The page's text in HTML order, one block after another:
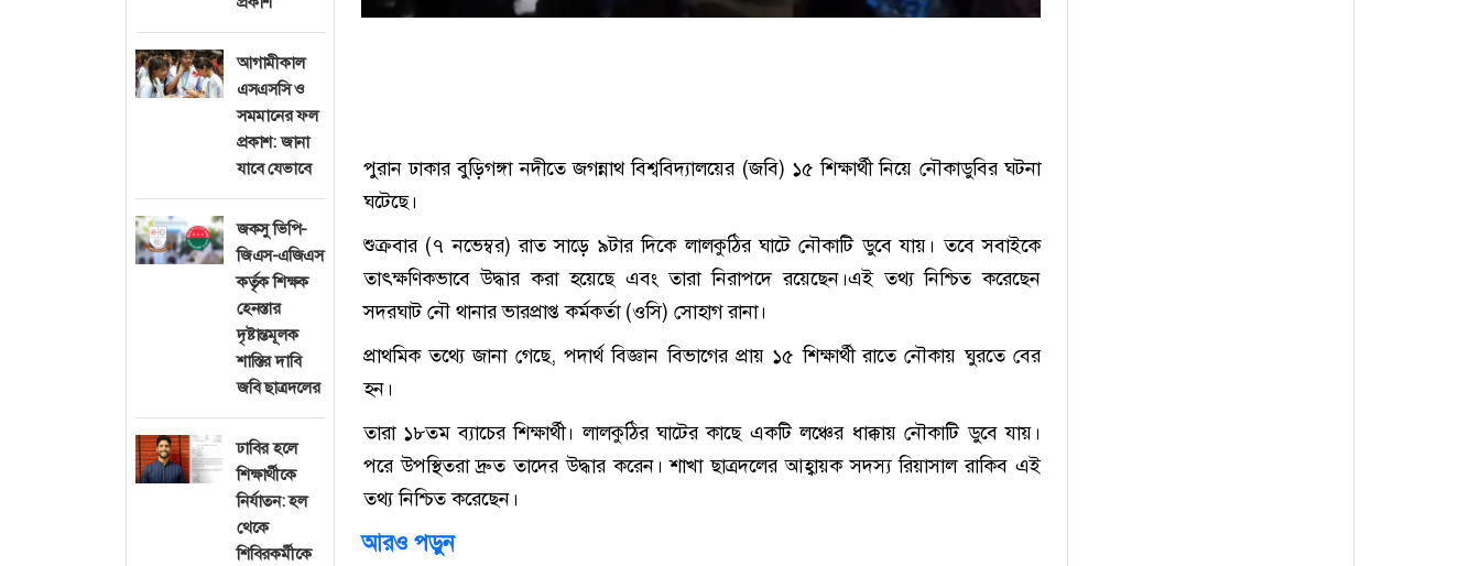
আগামীকাল
এসএসসি ও
সমমানের ফল
প্রকাশ: জানা
যাবে যেভাবে
জকসু ভিপি-
জিএস-এজিএস
কর্তৃক শিক্ষক
হেনস্তার
দৃষ্টান্তমূলক
শাস্তির দাবি
জবি ছাত্রদলের
ঢাবির হলে
শিক্ষার্থীকে
নির্যাতন: হল
থেকে
শিবিরকর্মীকে
পুরান ঢাকার বুড়িগঙ্গা নদীতে জগন্নাথ বিশ্ববিদ্যালয়ের (জবি) ১৫ শিক্ষার্থী নিয়ে নৌকাডুবির ঘটনা
ঘটেছে।
শুক্রবার (৭ নভেম্বর) রাত সাড়ে ৯টার দিকে লালকুঠির ঘাটে নৌকাটি ডুবে যায়। তবে সবাইকে
তাৎক্ষণিকভাবে উদ্ধার করা হয়েছে এবং তারা নিরাপদে রয়েছেন।এই তথ্য নিশ্চিত করেছেন
সদরঘাট নৌ থানার ভারপ্রাপ্ত কর্মকর্তা (ওসি) সোহাগ রানা।
প্রাথমিক তথ্যে জানা গেছে, পদার্থ বিজ্ঞান বিভাগের প্রায় ১৫ শিক্ষার্থী রাতে নৌকায় ঘুরতে বের
হন।
তারা ১৮তম ব্যাচের শিক্ষার্থী। লালকুঠির ঘাটের কাছে একটি লঞ্চের ধাক্কায় নৌকাটি ডুবে যায়।
পরে উপস্থিতরা দ্রুত তাদের উদ্ধার করেন। শাখা ছাত্রদলের আহ্বায়ক সদস্য রিয়াসাল রাকিব এই
তথ্য নিশ্চিত করেছেন।
আরও পড়ুন